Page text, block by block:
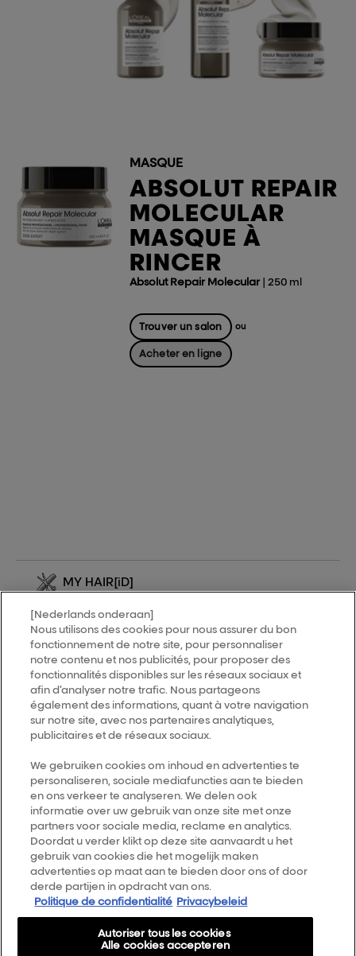
MASQUE
ABSOLUT REPAIR
MOLECULAR
MASQUE À
RINCER
Absolut Repair Molecular| 250 ml
Trouver un salon ou
Acheter en ligne
MY HAIR[iD]
Trouver un salon
Follow us
L’Oréal Professionnel
14, rue Royale 75008 PARIS
Retour haut de page
Choisir votre pays
Plan du site
Conditions générales
Politique de confidentialité
[Nederlands onderaan]
Nous utilisons des cookies pour nous assurer du bon
fonctionnement de notre site, pour personnaliser
notre contenu et nos publicités, pour proposer des
fonctionnalités disponibles sur les réseaux sociaux et
afin d’analyser notre trafic. Nous partageons
également des informations, quant à votre navigation
sur notre site, avec nos partenaires analytiques,
publicitaires et de réseaux sociaux.
We gebruiken cookies om inhoud en advertenties te
personaliseren, sociale mediafuncties aan te bieden
en ons verkeer te analyseren. We delen ook
informatie over uw gebruik van onze site met onze
partners voor sociale media, reclame en analytics.
Doordat u verder klikt op deze site aanvaardt u het
gebruik van cookies die het mogelijk maken
advertenties op maat aan te bieden door ons of door
derde partijen in opdracht van ons.
Politique de confidentialité Privacybeleid
Autoriser tous les cookies
Alle cookies accepteren